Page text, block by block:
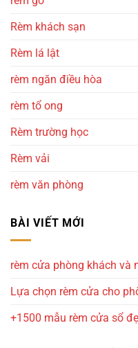
Rèm khách sạn
Rèm lá lật
rèm ngăn điều hòa
rèm tổ ong
Rèm trường học
Rèm vải
rèm văn phòng
BÀI VIẾT MỚI
rèm cửa phòng khách và
Lựa chọn rèm cửa cho
+1500 mẫu rèm cửa sổ